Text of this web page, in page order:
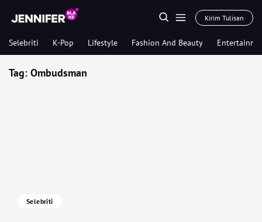
Kirim Tulisan
Selebriti K-Pop Lifestyle Fashion And Beauty
Tag: Ombudsman
Selebriti